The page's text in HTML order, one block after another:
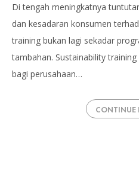
Di tengah meningkatnya
dan kesadaran konsumen
training bukan lagi sekadar
tambahan. Sustainability
bagi perusahaan…
CONTINUE